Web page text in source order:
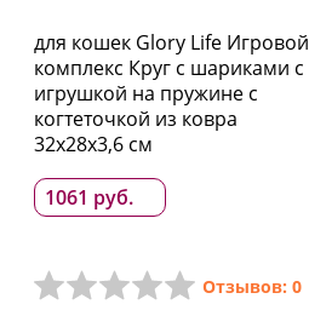
для кошек Glory Life Игровой
комплекс Круг с шариками c
игрушкой на пружине c
когтеточкой из ковра
32х28х3,6 см
1061 руб.
Отзывов: 0